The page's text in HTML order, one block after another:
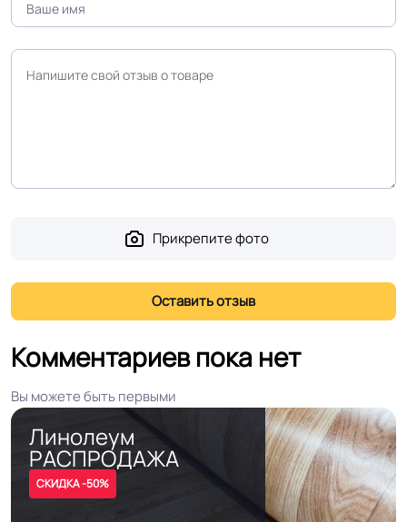
Вес 1 м.кв. 2.5 кг
Срок службы 15 лет
Шумоизоляция 22 Дб
Форма поставки и мин.
Оптом. В розницу от 1 рулона.
Полы с подогревом
Разрешено
стенам
Плинтус ПВХ
Способ укладки
На клей для линолеума марок:
EUROBASE 425 / EUROPROF 522
контакт / EUROPROF 521 фиксация
Комментариев пока нет
Вы можете быть первыми
Прикрепите фото
Линолеум
РАСПРОДАЖА
СКИДКА -50%